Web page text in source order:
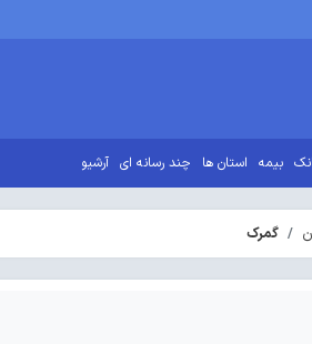
بیمه استان ها چند رسانه ای آرشیو
گمرک